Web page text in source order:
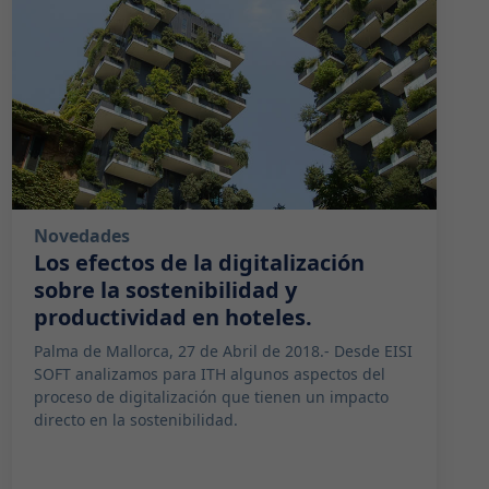
Novedades
Los efectos de la digitalización
sobre la sostenibilidad y
productividad en hoteles.
Palma de Mallorca, 27 de Abril de 2018.- Desde EISI
SOFT analizamos para ITH algunos aspectos del
proceso de digitalización que tienen un impacto
directo en la sostenibilidad.